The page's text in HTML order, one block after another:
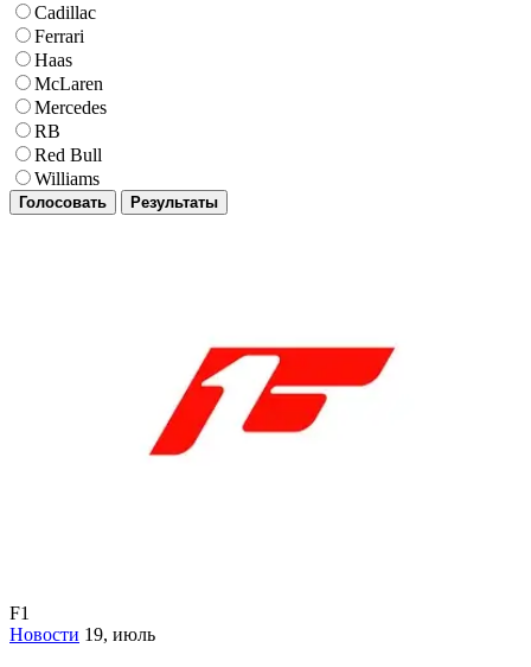
Cadillac
Ferrari
Haas
McLaren
Mercedes
RB
Red Bull
Williams
Голосовать Результаты
F1
Новости 19, июль